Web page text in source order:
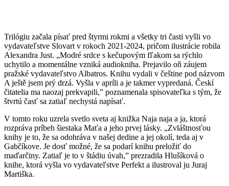
Trilógiu začala písať pred štyrmi rokmi a všetky tri časti vyšli vo
vydavateľstve Slovart v rokoch 2021-2024, pričom ilustrácie robila
Alexandra Just. „Modré srdce s kečupovým fľakom sa rýchlo
uchytilo a momentálne vzniká audiokniha. Prejavilo oň záujem
pražské vydavateľstvo Albatros. Knihu vydali v češtine pod názvom
A ještě jsem prý drzá. Vyšla v apríli a je takmer vypredaná. Českí
čitatelia ma naozaj prekvapili,” poznamenala spisovateľka s tým, že
štvrtú časť sa zatiaľ nechystá napísať.
V tomto roku uzrela svetlo sveta aj knižka Naja naja a ja, ktorá
rozpráva príbeh šiestaka Maťa a jeho prvej lásky. „Zvláštnosťou
knihy je to, že sa odohráva v našej dedine a jej okolí, teda aj v
Gabčíkove. Je dosť možné, že sa podarí knihu preložiť do
maďarčiny. Zatiaľ je to v štádiu úvah,” prezradila Hlušíková o
knihe, ktorá vyšla vo vydavateľstve Perfekt a ilustroval ju Juraj
Martiška.